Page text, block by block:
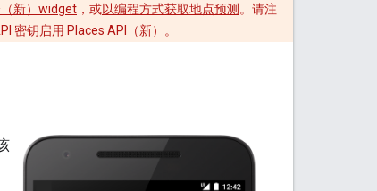
新）widget ，或以编程方式获取地点预测 。请注
密钥启用 Places API（新）。